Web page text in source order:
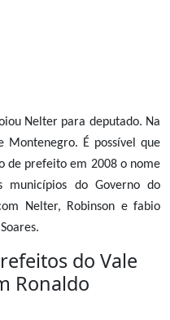
Nelter para deputado. Na
Montenegro. É possível que
de prefeito em 2008 o nome
municípios do Governo do
Nelter, Robinson e fabio
do Vale
Ronaldo